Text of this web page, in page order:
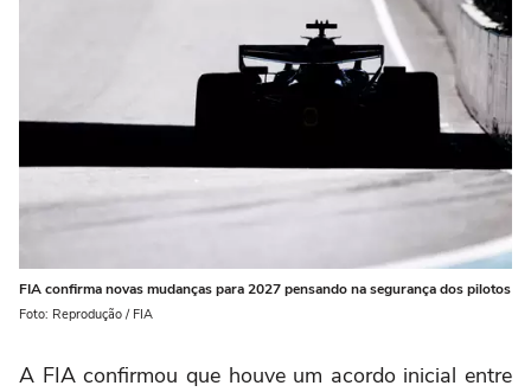
FIA confirma novas mudanças para 2027 pensando na segurança dos pilotos
Foto: Reprodução / FIA
A FIA confirmou que houve um acordo inicial entre